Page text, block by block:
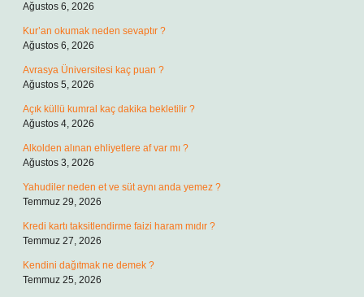
Ağustos 6, 2026
Kur’an okumak neden sevaptır ?
Ağustos 6, 2026
Avrasya Üniversitesi kaç puan ?
Ağustos 5, 2026
Açık küllü kumral kaç dakika bekletilir ?
Ağustos 4, 2026
Alkolden alınan ehliyetlere af var mı ?
Ağustos 3, 2026
Yahudiler neden et ve süt aynı anda yemez ?
Temmuz 29, 2026
Kredi kartı taksitlendirme faizi haram mıdır ?
Temmuz 27, 2026
Kendini dağıtmak ne demek ?
Temmuz 25, 2026